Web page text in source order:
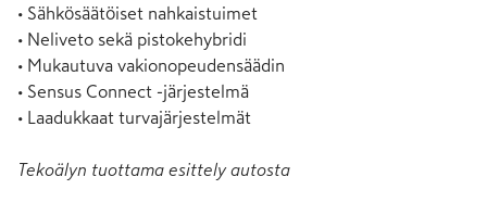
• Sähkösäätöiset nahkaistuimet
• Neliveto sekä pistokehybridi
• Mukautuva vakionopeudensäädin
• Sensus Connect -järjestelmä
• Laadukkaat turvajärjestelmät
Tekoälyn tuottama esittely autosta